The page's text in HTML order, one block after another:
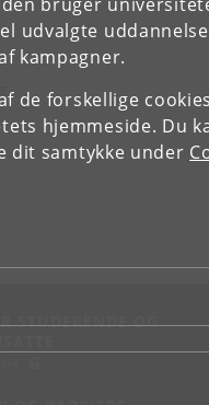
udvalgte
kampagner.
de forskellige
hjemmeside. Du
dit samtykke under
STUDERENDE OG